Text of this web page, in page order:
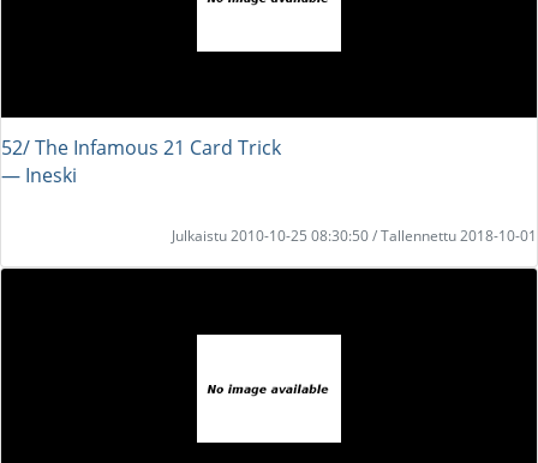
52/ The Infamous 21 Card Trick
― Ineski
Julkaistu 2010-10-25 08:30:50 / Tallennettu 2018-10-01